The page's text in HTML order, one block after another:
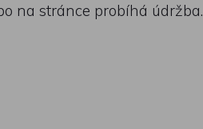
na stránce probíhá údržba.